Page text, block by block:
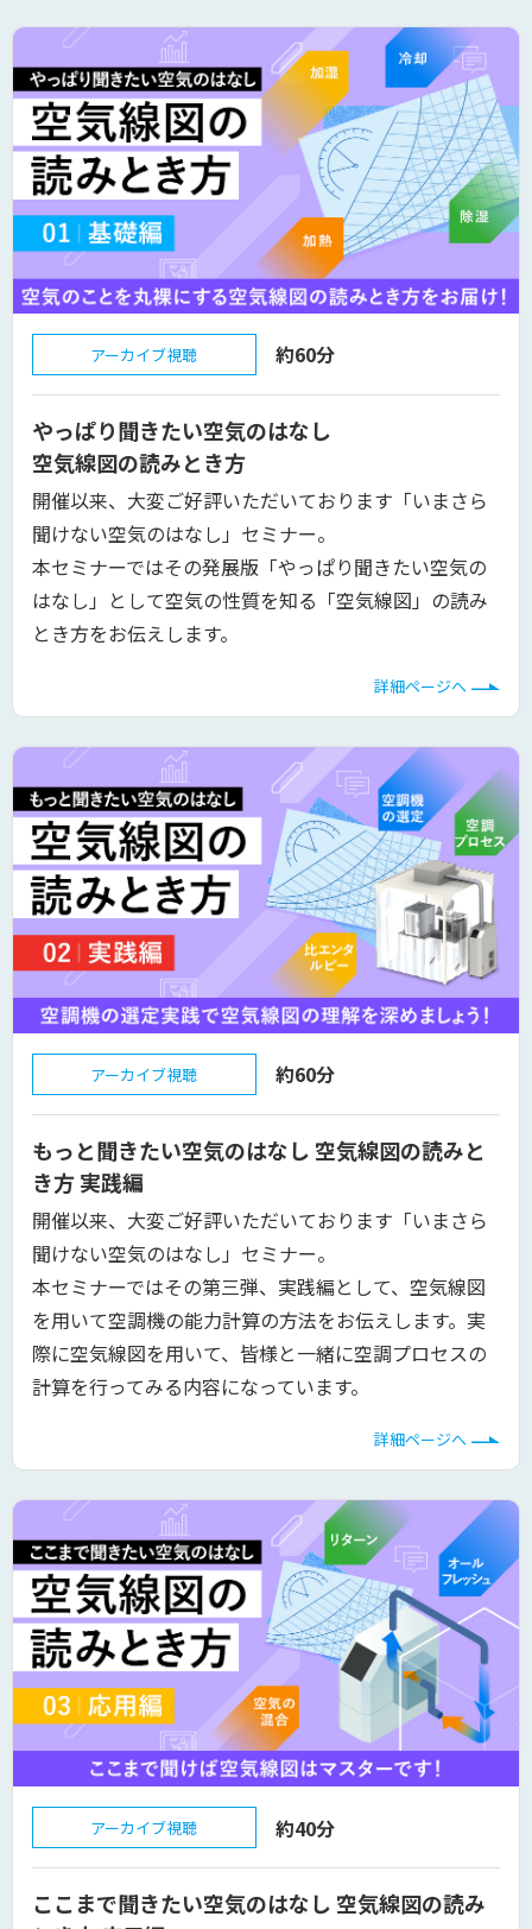
アーカイブ視聴 約60分
やっぱり聞きたい空気のはなし
空気線図の読みとき方
開催以来、大変ご好評いただいております「いまさら
聞けない空気のはなし」セミナー。
本セミナーではその発展版「やっぱり聞きたい空気の
はなし」として空気の性質を知る「空気線図」の読み
とき方をお伝えします。
詳細ページへ
アーカイブ視聴 約60分
もっと聞きたい空気のはなし 空気線図の読みと
き方 実践編
開催以来、大変ご好評いただいております「いまさら
聞けない空気のはなし」セミナー。
本セミナーではその第三弾、実践編として、空気線図
を用いて空調機の能力計算の方法をお伝えします。実
際に空気線図を用いて、皆様と一緒に空調プロセスの
計算を行ってみる内容になっています。
詳細ページへ
アーカイブ視聴 約40分
ここまで聞きたい空気のはなし 空気線図の読み